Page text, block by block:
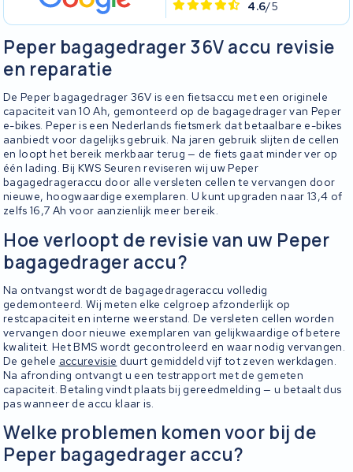
4.6/5
Peper bagagedrager 36V accu revisie
en reparatie
De Peper bagagedrager 36V is een fietsaccu met een originele
capaciteit van 10 Ah, gemonteerd op de bagagedrager van Peper
e-bikes. Peper is een Nederlands fietsmerk dat betaalbare e-bikes
aanbiedt voor dagelijks gebruik. Na jaren gebruik slijten de cellen
en loopt het bereik merkbaar terug — de fiets gaat minder ver op
één lading. Bij KWS Seuren reviseren wij uw Peper
bagagedrageraccu door alle versleten cellen te vervangen door
nieuwe, hoogwaardige exemplaren. U kunt upgraden naar 13,4 of
zelfs 16,7 Ah voor aanzienlijk meer bereik.
Hoe verloopt de revisie van uw Peper
bagagedrager accu?
Na ontvangst wordt de bagagedrageraccu volledig
gedemonteerd. Wij meten elke celgroep afzonderlijk op
restcapaciteit en interne weerstand. De versleten cellen worden
vervangen door nieuwe exemplaren van gelijkwaardige of betere
kwaliteit. Het BMS wordt gecontroleerd en waar nodig vervangen.
De gehele accurevisie duurt gemiddeld vijf tot zeven werkdagen.
Na afronding ontvangt u een testrapport met de gemeten
capaciteit. Betaling vindt plaats bij gereedmelding — u betaalt dus
pas wanneer de accu klaar is.
Welke problemen komen voor bij de
Peper bagagedrager accu?